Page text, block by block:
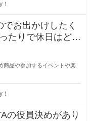
お出かけしたく
たりで休日はどこ
。
商品や参加するイベントや楽
の役員決めがあり